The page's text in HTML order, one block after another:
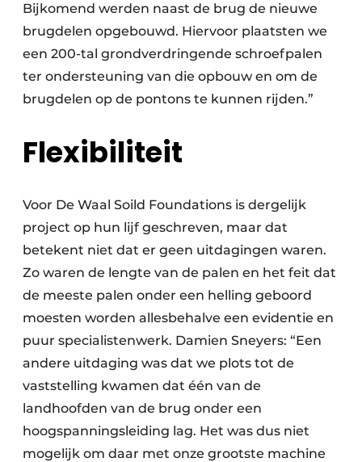
Bijkomend werden naast de brug de nieuwe
brugdelen opgebouwd. Hiervoor plaatsten we
een 200-tal grondverdringende schroefpalen
ter ondersteuning van die opbouw en om de
brugdelen op de pontons te kunnen rijden.”
Flexibiliteit
Voor De Waal Soild Foundations is dergelijk
project op hun lijf geschreven, maar dat
betekent niet dat er geen uitdagingen waren.
Zo waren de lengte van de palen en het feit dat
de meeste palen onder een helling geboord
moesten worden allesbehalve een evidentie en
puur specialistenwerk. Damien Sneyers: “Een
andere uitdaging was dat we plots tot de
vaststelling kwamen dat één van de
landhoofden van de brug onder een
hoogspanningsleiding lag. Het was dus niet
mogelijk om daar met onze grootste machine